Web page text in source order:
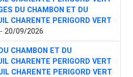
DU CHAMBON ET DU
CHARENTE PERIGORD VERT
20/09/2026
CHAMBON ET DU
CHARENTE PERIGORD VERT
CHARENTE PERIGORD VERT